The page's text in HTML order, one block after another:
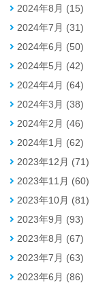
2024年8月 (15)
2024年7月 (31)
2024年6月 (50)
2024年5月 (42)
2024年4月 (64)
2024年3月 (38)
2024年2月 (46)
2024年1月 (62)
2023年12月 (71)
2023年11月 (60)
2023年10月 (81)
2023年9月 (93)
2023年8月 (67)
2023年7月 (63)
2023年6月 (86)